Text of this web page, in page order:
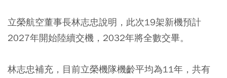
立榮航空董事長林志忠說明，此次19架新機預計
2027年開始陸續交機，2032年將全數交畢。
林志忠補充，目前立榮機隊機齡平均為11年，共有